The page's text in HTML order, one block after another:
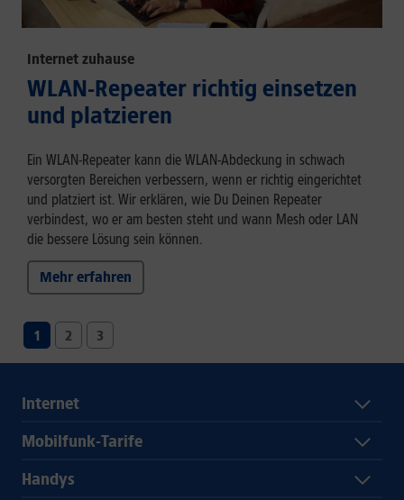
Internet zuhause
WLAN-Repeater richtig einsetzen
und platzieren
Ein WLAN-Repeater kann die WLAN-Abdeckung in schwach
versorgten Bereichen verbessern, wenn er richtig eingerichtet
und platziert ist. Wir erklären, wie Du Deinen Repeater
verbindest, wo er am besten steht und wann Mesh oder LAN
die bessere Lösung sein können.
Mehr erfahren
1 2 3
Internet
Mobilfunk-Tarife
Handys